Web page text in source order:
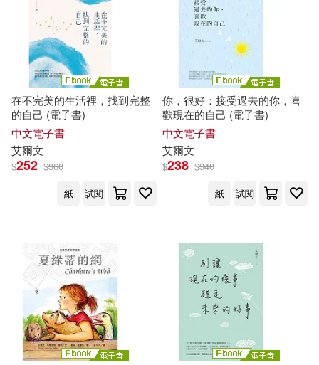
在不完美的生活裡，找到完整
的自己 (電子書)
中文電子書
艾爾文
$252 $360
紙
試閱
你，很好：接受過去的你，喜
歡現在的自己 (電子書)
中文電子書
艾爾文
$238 $340
紙
試閱